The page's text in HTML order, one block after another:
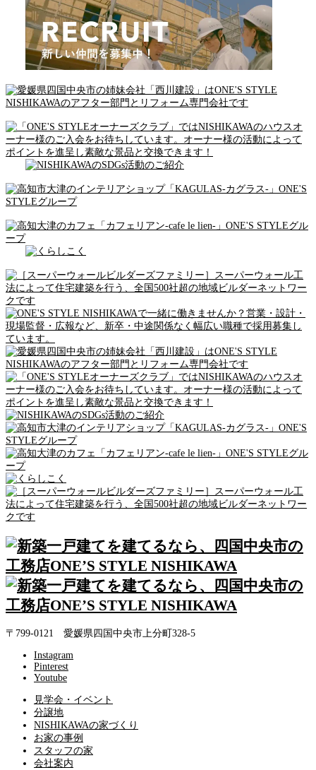
〒799-0121 愛媛県四国中央市上分町328-5
Instagram
Pinterest
Youtube
見学会・イベント
分譲地
NISHIKAWAの家づくり
お家の事例
スタッフの家
会社案内